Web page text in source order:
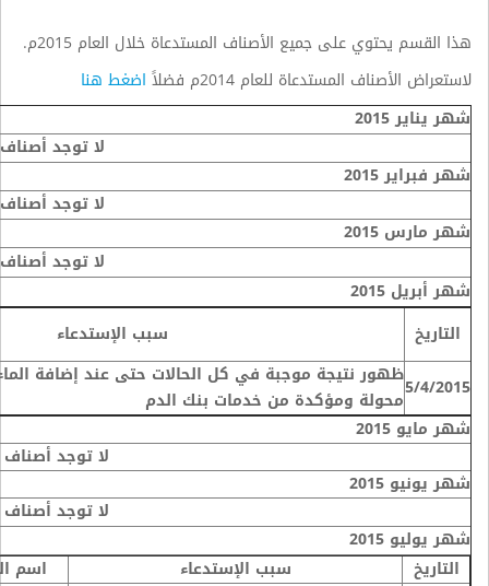
هذا القسم يحتوي على جميع الأصناف المستدعاة خلال العام 2015م.
لاستعراض الأصناف المستدعاة للعام 2014م فضلاً
اضغط هنا
شهر يناير 2015
لا توجد
شهر فبراير 2015
لا توجد
شهر مارس 2015
لا توجد
شهر أبريل 2015
التاريخ
سبب الإستدعاء
5/4/2015ظهور نتيجة موجبة في كل الحالات حتى عند إضافة
محولة ومؤكدة من خدمات بنك الدم
شهر مايو 2015
لا توجد
شهر يونيو 2015
لا توجد
شهر يوليو 2015
التاريخ
سبب الإستدعاء
اسم